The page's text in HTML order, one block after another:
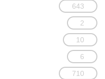
643
2
10
6
710